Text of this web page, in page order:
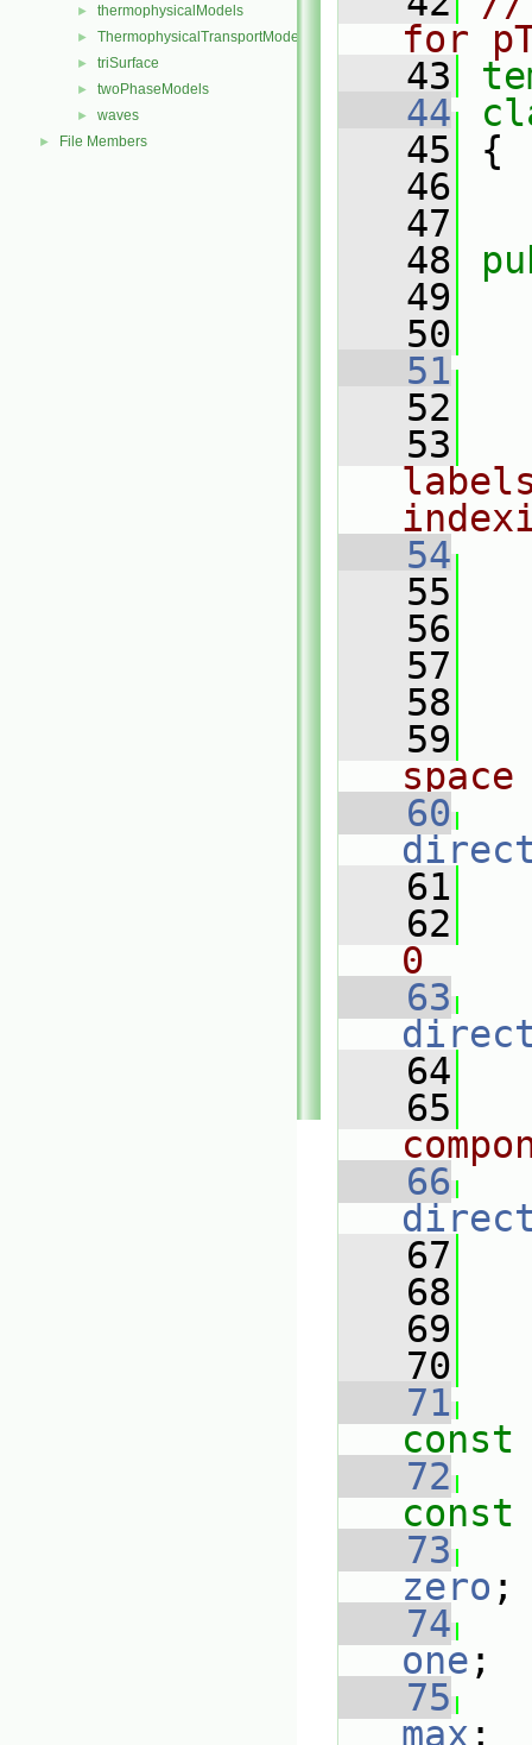
► thermophysicalModels
► ThermophysicalTransportModels
► triSurface
► twoPhaseModels
► waves
► File Members
for
   43
   44
   45
{
   46
   47
   48
   49
   50
   51
   52
   53
   54
   55
   56
   57
   58
   59
space
   60
   61
   62
0
   63
   64
   65
   66
   67
   68
   69
   70
   71
const
   72
const
   73
zero ;
   74
one ;
   75
max ;